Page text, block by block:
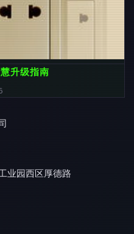
升级指南
业园西区厚德路